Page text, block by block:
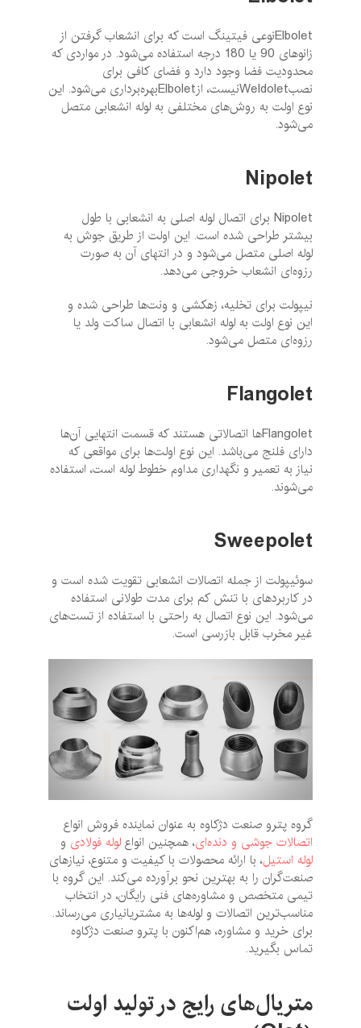
Elboletنوعی فیتینگ است که برای انشعاب گرفتن از
زانوهای 90 یا 180 درجه استفاده می‌شود. در مواردی که
محدودیت فضا وجود دارد و فضای کافی برای
نصبWeldoletنیست، ازElboletبهره‌برداری می‌شود. این
نوع اولت به روش‌های مختلفی به لوله انشعابی متصل
می‌شود.
Nipolet
Nipolet برای اتصال لوله اصلی به انشعابی با طول
بیشتر طراحی شده است. این اولت از طریق جوش به
لوله اصلی متصل می‌شود و در انتهای آن به صورت
رزوه‌ای انشعاب خروجی می‌دهد.
نیپولت برای تخلیه، زهکشی و ونت‌ها طراحی شده و
این نوع اولت به لوله انشعابی با اتصال ساکت ولد یا
رزوه‌ای متصل می‌شود.
Flangolet
Flangolet‌ها اتصالاتی هستند که قسمت انتهایی آن‌ها
دارای فلنج می‌باشد. این نوع اولت‌ها برای مواقعی که
نیاز به تعمیر و نگهداری مداوم خطوط لوله است، استفاده
می‌شوند.
Sweepolet
سوئیپولت از جمله اتصالات انشعابی تقویت شده است و
در کاربردهای با تنش کم برای مدت طولانی استفاده
می‌شود. این نوع اتصال به راحتی با استفاده از تست‌های
غیر مخرب قابل بازرسی است.
گروه پترو صنعت دژکاوه به عنوان نماینده فروش انواع
اتصالات جوشی و دنده‌ای، همچنین انواعلوله‌ فولادیو
لوله استیل ، با ارائه محصولات با کیفیت و متنوع، نیازهای
صنعت‌گران را به بهترین نحو برآورده می‌کند. این گروه با
تیمی متخصص و مشاوره‌های فنی رایگان، در انتخاب
مناسب‌ترین اتصالات و لوله‌ها به مشتریانیاری می‌رساند.
برای خرید و مشاوره، هم‌اکنون با پترو صنعت دژکاوه
تماس بگیرید.
متریال‌های رایج در تولید اولت